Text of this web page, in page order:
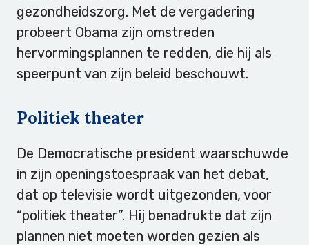
gezondheidszorg. Met de vergadering
probeert Obama zijn omstreden
hervormingsplannen te redden, die hij als
speerpunt van zijn beleid beschouwt.
Politiek theater
De Democratische president waarschuwde
in zijn openingstoespraak van het debat,
dat op televisie wordt uitgezonden, voor
“politiek theater”. Hij benadrukte dat zijn
plannen niet moeten worden gezien als